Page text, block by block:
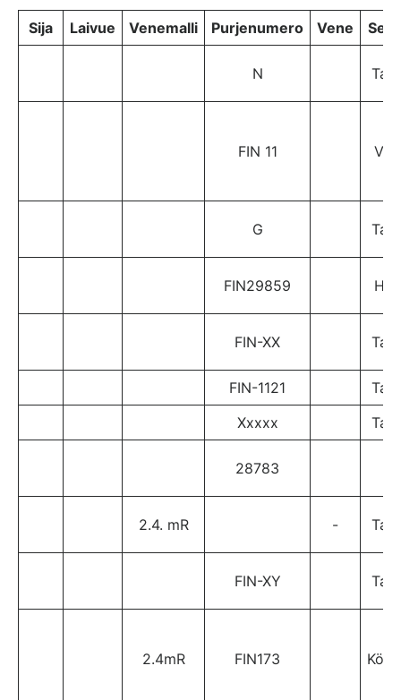
Sija Laivue Venemalli Purjenumero Vene
N
FIN 11 V-
G
FIN29859
FIN-XX
FIN-1121
Xxxxx
28783
2.4. mR -
FIN-XY
2.4mR FIN173